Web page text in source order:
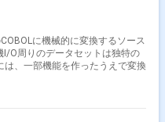
に機械的に変換するソース
I/O周りのデータセットは独特の
、一部機能を作ったうえで変換